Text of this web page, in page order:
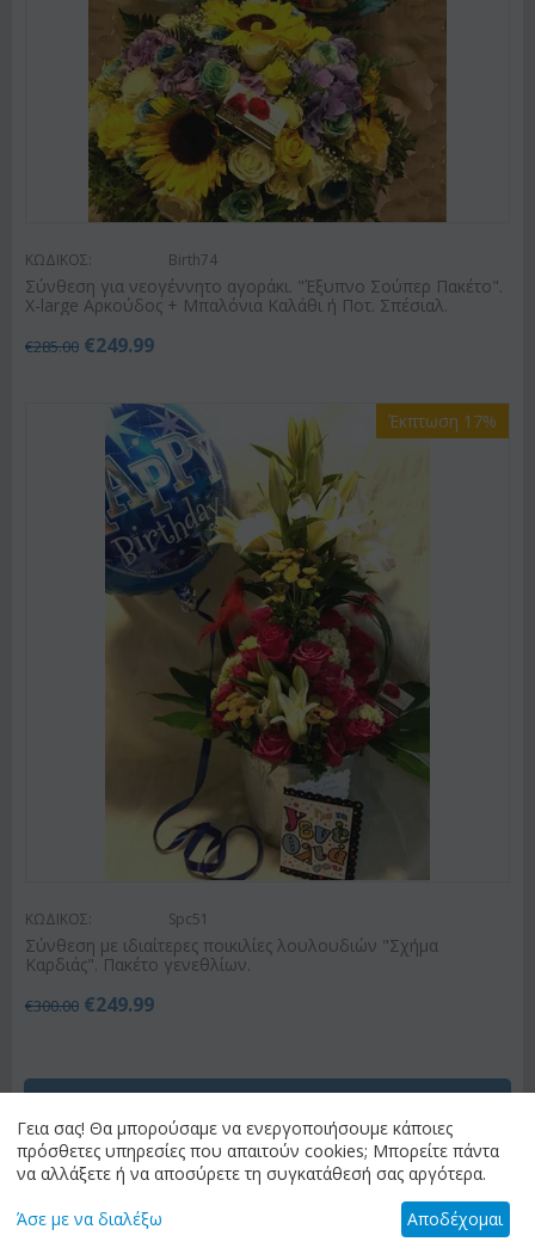
ΚΩΔΙΚΟΣ: Birth74
Σύνθεση για νεογέννητο αγοράκι. "Έξυπνο Σούπερ Πακέτο".
X-large Αρκούδος + Μπαλόνια Καλάθι ή Ποτ. Σπέσιαλ.
€285.00 €249.99
Έκπτωση 17%
ΚΩΔΙΚΟΣ: Spc51
Σύνθεση με ιδιαίτερες ποικιλίες λουλουδιών "Σχήμα
Καρδιάς". Πακέτο γενεθλίων.
€300.00 €249.99
Έχετε επιλέξει"Ανθοπωλείο Αθήνα Κέντρο &
Προάστια (Λεκανοπέδιο Αττικής)"ως
προορισμό αποστολής. Αν θέλετε διαφορετικό
προορισμό, παρακαλώ επιλέξτε "αλλαγή
Γεια σας! Θα μπορούσαμε να ενεργοποιήσουμε κάποιες
πρόσθετες υπηρεσίες που απαιτούν cookies; Μπορείτε πάντα
να αλλάξετε ή να αποσύρετε τη συγκατάθεσή σας αργότερα.
Άσε με να διαλέξω Αποδέχομαι